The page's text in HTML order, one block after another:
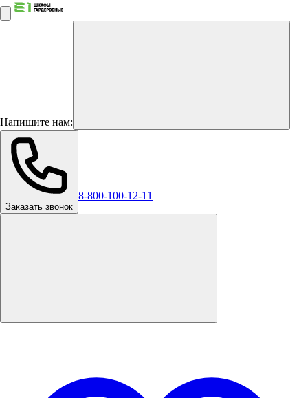
Напишите нам:
Заказать звонок
8-800-100-12-11